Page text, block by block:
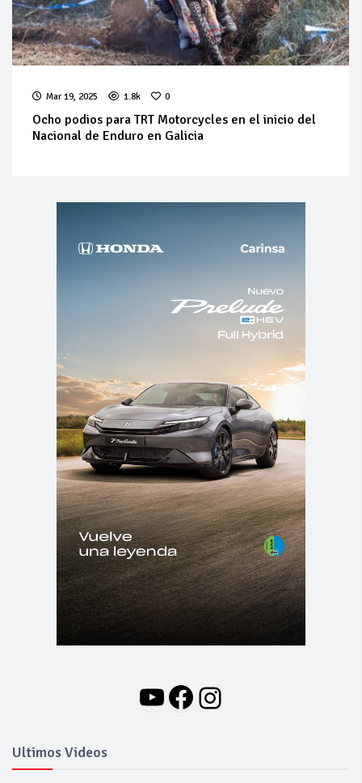
Mar 19, 2025 1.8k 0
Ocho podios para TRT Motorcycles en el inicio del
Nacional de Enduro en Galicia
YouTube
Facebook
Instagram
Ultimos Videos